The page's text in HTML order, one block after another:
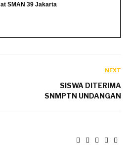
at SMAN 39 Jakarta
NEXT
SISWA DITERIMA
SNMPTN UNDANGAN